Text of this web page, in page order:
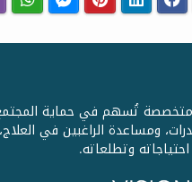
تُسهم في حماية
ومساعدة الراغبين في
وتطلعاته.